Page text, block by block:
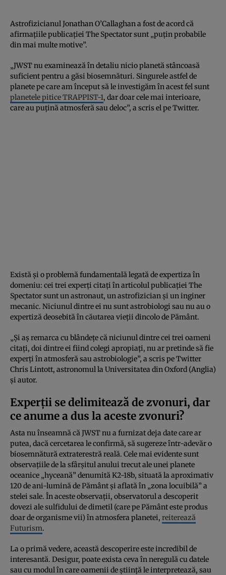
Astrofizicianul Jonathan O’Callaghan a fost de acord că
afirmațiile publicației The Spectator sunt „puțin probabile
din mai multe motive”.
„JWST nu examinează în detaliu nicio planetă stâncoasă
suficient pentru a găsi biosemnături. Singurele astfel de
planete pe care am început să le investigăm în acest fel sunt
planetele pitice TRAPPIST-1, dar doar cele mai interioare,
care au puțină atmosferă sau deloc”, a scris el pe Twitter.
Există și o problemă fundamentală legată de expertiza în
domeniu: cei trei experți citați în articolul publicației The
Spectator sunt un astronaut, un astrofizician și un inginer
mecanic. Niciunul dintre ei nu sunt astrobiologi sau nu au o
expertiză deosebită în căutarea vieții dincolo de Pământ.
„Și aș remarca cu blândețe că niciunul dintre cei trei oameni
citați, doi dintre ei fiind colegi apropiați, nu ar pretinde să fie
experți în atmosferă sau astrobiologie”, a scris pe Twitter
Chris Lintott, astronomul la Universitatea din Oxford (Anglia)
și autor.
Experții se delimitează de zvonuri, dar
ce anume a dus la aceste zvonuri?
Asta nu înseamnă că JWST nu a furnizat deja date care ar
putea, dacă cercetarea le confirmă, să sugereze într-adevăr o
biosemnătură extraterestră reală. Cele mai evidente sunt
observațiile de la sfârșitul anului trecut ale unei planete
oceanice „hyceană” denumită K2-18b, situată la aproximativ
120 de ani-lumină de Pământ și aflată în „zona locuibilă” a
stelei sale. În aceste observații, observatorul a descoperit
dovezi ale sulfidului de dimetil (care pe Pământ este produs
doar de organisme vii) în atmosfera planetei, reiterează
Futurism.
La o primă vedere, această descoperire este incredibil de
interesantă. Desigur, poate exista ceva în neregulă cu datele
sau cu modul în care oamenii de știință le interpretează, sau